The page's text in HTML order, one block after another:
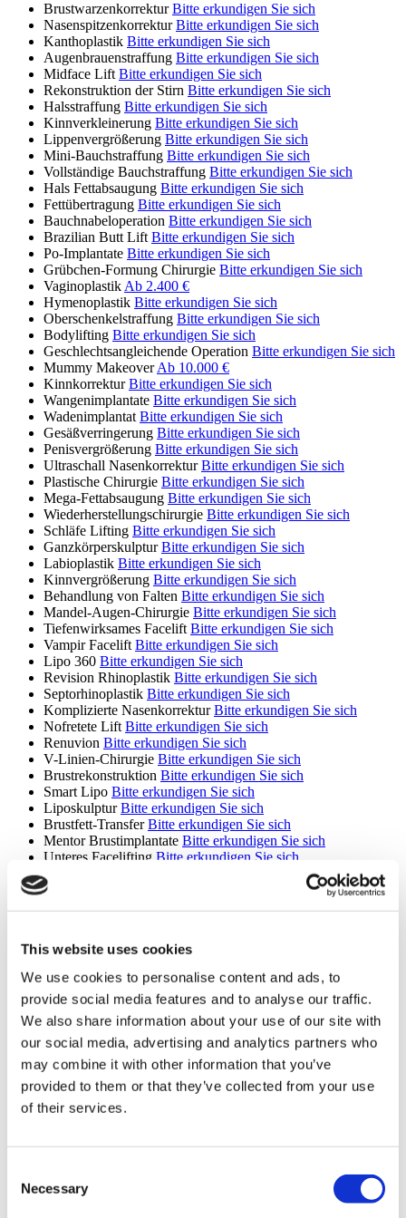
This website uses cookies
We use cookies to personalise content and ads, to
provide social media features and to analyse our traffic.
We also share information about your use of our site with
our social media, advertising and analytics partners who
may combine it with other information that you’ve
provided to them or that they’ve collected from your use
of their services.
Selection
Necessary
Brustwarzenkorrektur Bitte erkundigen Sie sich
Nasenspitzenkorrektur Bitte erkundigen Sie sich
Kanthoplastik Bitte erkundigen Sie sich
Augenbrauenstraffung Bitte erkundigen Sie sich
Midface Lift Bitte erkundigen Sie sich
Rekonstruktion der Stirn Bitte erkundigen Sie sich
Halsstraffung Bitte erkundigen Sie sich
Kinnverkleinerung Bitte erkundigen Sie sich
Lippenvergrößerung Bitte erkundigen Sie sich
Mini-Bauchstraffung Bitte erkundigen Sie sich
Vollständige Bauchstraffung Bitte erkundigen Sie sich
Hals Fettabsaugung Bitte erkundigen Sie sich
Fettübertragung Bitte erkundigen Sie sich
Bauchnabeloperation Bitte erkundigen Sie sich
Brazilian Butt Lift Bitte erkundigen Sie sich
Po-Implantate Bitte erkundigen Sie sich
Grübchen-Formung Chirurgie Bitte erkundigen Sie sich
Vaginoplastik Ab 2.400 €
Hymenoplastik Bitte erkundigen Sie sich
Oberschenkelstraffung Bitte erkundigen Sie sich
Bodylifting Bitte erkundigen Sie sich
Geschlechtsangleichende Operation Bitte erkundigen Sie sich
Mummy Makeover Ab 10.000 €
Kinnkorrektur Bitte erkundigen Sie sich
Wangenimplantate Bitte erkundigen Sie sich
Wadenimplantat Bitte erkundigen Sie sich
Gesäßverringerung Bitte erkundigen Sie sich
Penisvergrößerung Bitte erkundigen Sie sich
Ultraschall Nasenkorrektur Bitte erkundigen Sie sich
Plastische Chirurgie Bitte erkundigen Sie sich
Mega-Fettabsaugung Bitte erkundigen Sie sich
Wiederherstellungschirurgie Bitte erkundigen Sie sich
Schläfe Lifting Bitte erkundigen Sie sich
Ganzkörperskulptur Bitte erkundigen Sie sich
Labioplastik Bitte erkundigen Sie sich
Kinnvergrößerung Bitte erkundigen Sie sich
Behandlung von Falten Bitte erkundigen Sie sich
Mandel-Augen-Chirurgie Bitte erkundigen Sie sich
Tiefenwirksames Facelift Bitte erkundigen Sie sich
Vampir Facelift Bitte erkundigen Sie sich
Lipo 360 Bitte erkundigen Sie sich
Revision Rhinoplastik Bitte erkundigen Sie sich
Septorhinoplastik Bitte erkundigen Sie sich
Komplizierte Nasenkorrektur Bitte erkundigen Sie sich
Nofretete Lift Bitte erkundigen Sie sich
Renuvion Bitte erkundigen Sie sich
V-Linien-Chirurgie Bitte erkundigen Sie sich
Brustrekonstruktion Bitte erkundigen Sie sich
Smart Lipo Bitte erkundigen Sie sich
Liposkulptur Bitte erkundigen Sie sich
Brustfett-Transfer Bitte erkundigen Sie sich
Mentor Brustimplantate Bitte erkundigen Sie sich
Unteres Facelifting Bitte erkundigen Sie sich
Kinn Fettabsaugung
Revision der Bauchdeckenstraffung
Bitte erkundigen Sie sich
Brustverkleinerung mit zentralem Stiel
sich
Bruststraffung mit zentralem Stiel Bitte erkundigen Sie sich
Revision Fettabsaugung Bitte erkundigen Sie sich
Fadenlifting Bitte erkundigen Sie sich
Kieferchirurgie
Bitte erkundigen Sie sich
Facelift Revision Bitte erkundigen Sie sich
Gürtellipektomie Bitte erkundigen Sie sich
Stirnverkleinerung Bitte erkundigen Sie sich
Ethnische Nasenkorrektur
MonaLisa Touch
Sie sich
Skinny BBL
Oberlidchirurgie